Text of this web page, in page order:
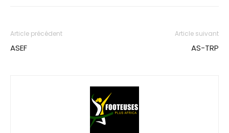
Article précédent
ASEF
Article suivant
AS-TRP